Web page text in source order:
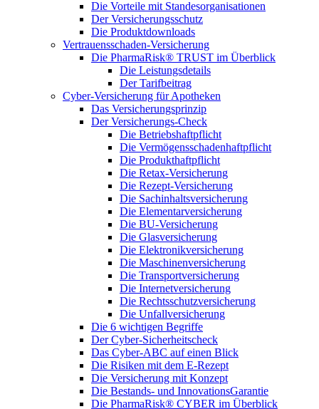
Die Vorteile mit Standesorganisationen
Der Versicherungsschutz
Die Produktdownloads
Vertrauensschaden-Versicherung
Die PharmaRisk® TRUST im Überblick
Die Leistungsdetails
Der Tarifbeitrag
Cyber-Versicherung für Apotheken
Das Versicherungsprinzip
Der Versicherungs-Check
Die Betriebshaftpflicht
Die Vermögensschadenhaftpflicht
Die Produkthaftpflicht
Die Retax-Versicherung
Die Rezept-Versicherung
Die Sachinhaltsversicherung
Die Elementarversicherung
Die BU-Versicherung
Die Glasversicherung
Die Elektronikversicherung
Die Maschinenversicherung
Die Transportversicherung
Die Internetversicherung
Die Rechtsschutzversicherung
Die Unfallversicherung
Die 6 wichtigen Begriffe
Der Cyber-Sicher­heits­check
Das Cyber-ABC auf einen Blick
Die Risiken mit dem E-Rezept
Die Versicherung mit Konzept
Die Bestands- und InnovationsGarantie
Die PharmaRisk® CYBER im Überblick